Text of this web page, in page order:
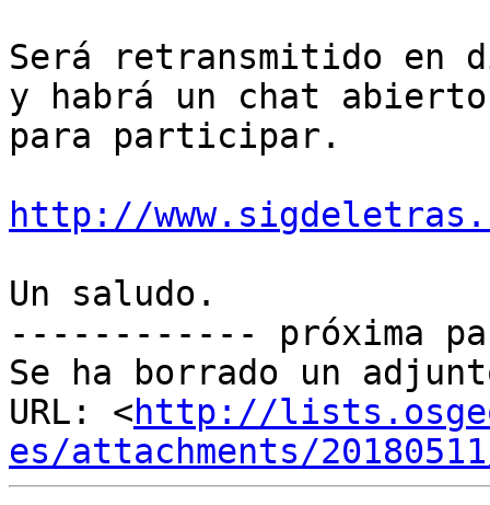
Será retransmitido en
y habrá un chat abierto
para participar.
http://
Un saludo.
------------ próxima
Se ha borrado un
URL: <http://
es/attachments/